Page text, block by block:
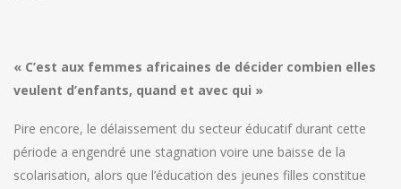
« C’est aux femmes africaines de décider combien elles
veulent d’enfants, quand et avec qui »
Pire encore, le délaissement du secteur éducatif durant cette
période a engendré une stagnation voire une baisse de la
scolarisation, alors que l’éducation des jeunes filles constitue